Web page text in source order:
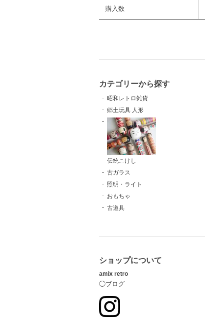
購入数
カテゴリーから探す
昭和レトロ雑貨
郷土玩具 人形
伝統こけし
古ガラス
照明・ライト
おもちゃ
古道具
ショップについて
amix retro
◯ブログ